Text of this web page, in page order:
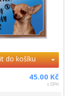
do košíku
45.00 Kč
s DPH